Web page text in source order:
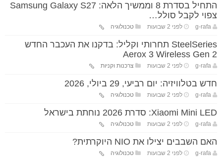
התחיל בסדרת 8 וממשיך הלאה: Samsung Galaxy S27
צפוי לקבל סולל…
g-rafa לפני 2 שבועות טכנולוגיה
SteelSeries תחרותי וקליל: בדקנו את העכבר החדש
Aerox 3 Wireless Gen 2
g-rafa לפני 2 שבועות צרכנות וקניות
חדש בטלוויזיה: יום רביעי, 29 ביולי, 2026
g-rafa לפני 2 שבועות טכנולוגיה
Xiaomi Mini LED: סדרת 2026 נוחתת בישראל
g-rafa לפני 2 שבועות טכנולוגיה
האם השבבים יצילו את NIO היוקרתית?
g-rafa לפני 2 שבועות טכנולוגיה